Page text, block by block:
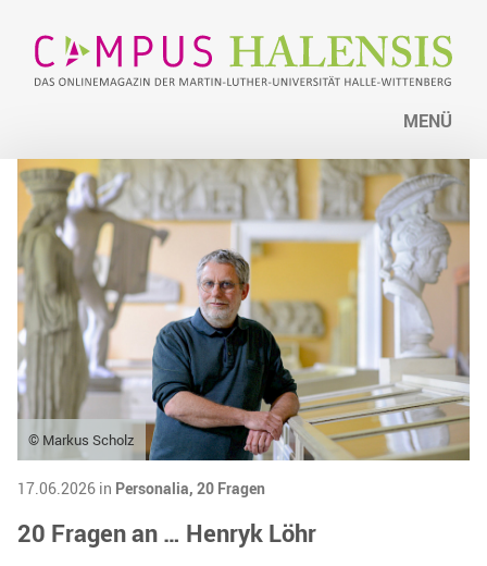
MENÜ
© Markus Scholz
17.06.2026 in Personalia, 20 Fragen
20 Fragen an … Henryk Löhr